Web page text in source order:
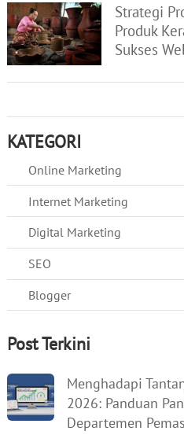
Strategi
Produk
Sukses
KATEGORI
Online Marketing
Internet Marketing
Digital Marketing
SEO
Blogger
Post Terkini
Menghadapi
2026: Panduan
Departemen